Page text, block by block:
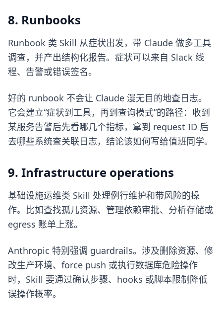
8. Runbooks
Runbook 类 Skill 从症状出发，带 Claude 做多工具
调查，并产出结构化报告。症状可以来自 Slack 线
程、告警或错误签名。
好的 runbook 不会让 Claude 漫无目的地查日志。
它会建立“症状到工具，再到查询模式”的路径：收到
某服务告警后先看哪几个指标，拿到 request ID 后
去哪些系统查关联日志，结论该如何写给值班同学。
9. Infrastructure operations
基础设施运维类 Skill 处理例行维护和带风险的操
作。比如查找孤儿资源、管理依赖审批、分析存储或
egress 账单上涨。
Anthropic 特别强调 guardrails。涉及删除资源、修
改生产环境、force push 或执行数据库危险操作
时，Skill 要通过确认步骤、hooks 或脚本限制降低
误操作概率。